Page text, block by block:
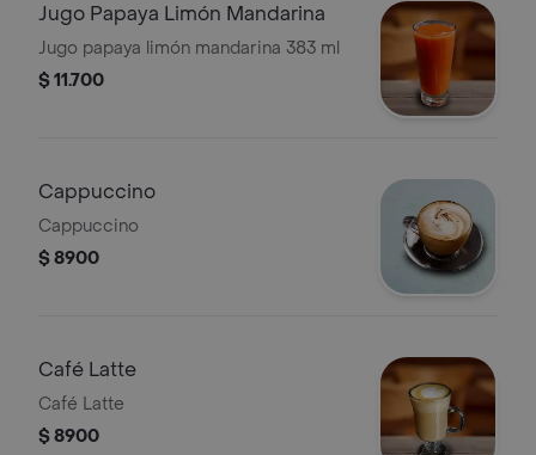
Jugo Papaya Limón Mandarina
Jugo papaya limón mandarina 383 ml
$ 11.700
Cappuccino
Cappuccino
$ 8900
Café Latte
Café Latte
$ 8900